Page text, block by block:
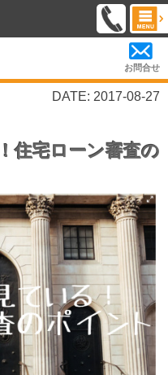
お問合せ
DATE: 2017-08-27
住宅ローン審査の